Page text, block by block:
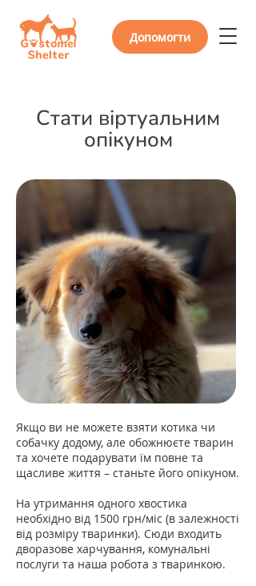
Допомогти
Стати віртуальним
опікуном
Якщо ви не можете взяти котика чи
собачку додому, але обожнюєте тварин
та хочете подарувати їм повне та
щасливе життя – станьте його опікуном.
На утримання одного хвостика
необхідно від 1500 грн/міс (в залежності
від розміру тваринки). Сюди входить
дворазове харчування, комунальні
послуги та наша робота з тваринкою.